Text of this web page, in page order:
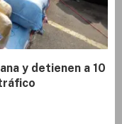
y detienen a 10